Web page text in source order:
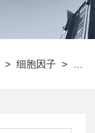
>细胞因子 > 重组人角质细胞生长因子-2 FGF-10/KGF2 CT-204A 10ug